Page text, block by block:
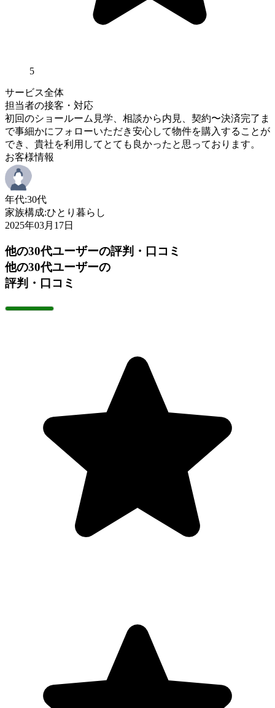
5
サービス全体
担当者の接客・対応
初回のショールーム見学、相談から内見、契約〜決済完了ま
で事細かにフォローいただき安心して物件を購入することが
でき、貴社を利用してとても良かったと思っております。
お客様情報
年代:30代
家族構成:ひとり暮らし
2025年03月17日
他の30代ユーザーの評判・口コミ
他の30代ユーザーの
評判・口コミ